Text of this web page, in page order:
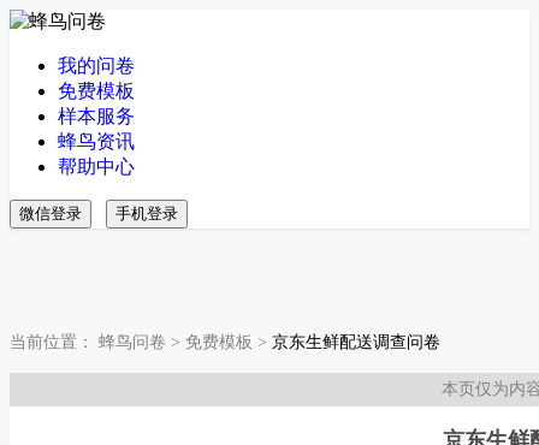
我的问卷
免费模板
样本服务
蜂鸟资讯
帮助中心
微信登录 手机登录
当前位置： 蜂鸟问卷 > 免费模板 > 京东生鲜配送调查问卷
本页仅为内
京东生鲜